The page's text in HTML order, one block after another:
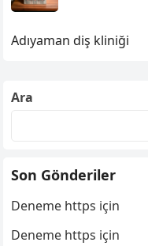
Adıyaman diş kliniği
Ara
Son Gönderiler
Deneme https için
Deneme https için